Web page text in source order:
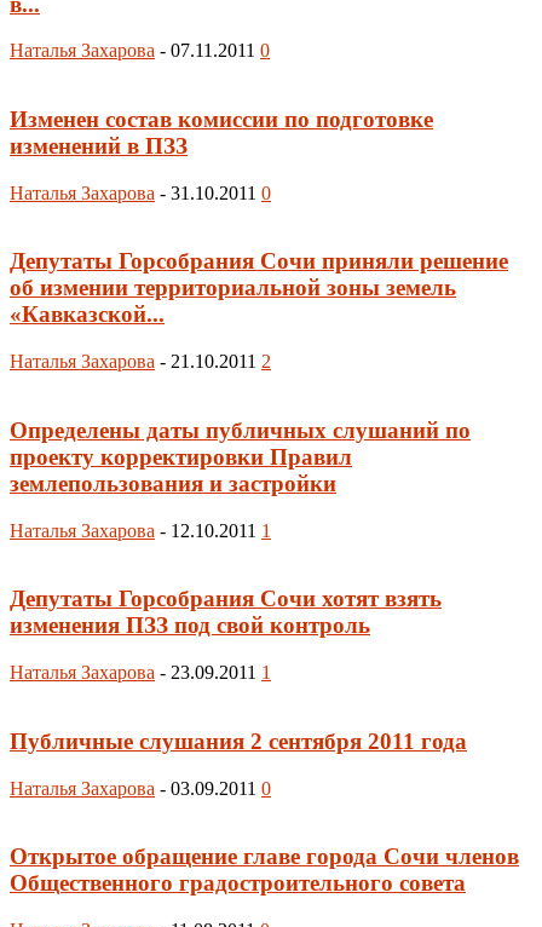
Наталья Захарова - 07.11.2011 0
Изменен состав комиссии по подготовке
изменений в ПЗЗ
Наталья Захарова - 31.10.2011 0
Депутаты Горсобрания Сочи приняли решение
об измении территориальной зоны земель
«Кавказской...
Наталья Захарова - 21.10.2011 2
Определены даты публичных слушаний по
проекту корректировки Правил
землепользования и застройки
Наталья Захарова - 12.10.2011 1
Депутаты Горсобрания Сочи хотят взять
изменения ПЗЗ под свой контроль
Наталья Захарова - 23.09.2011 1
Публичные слушания 2 сентября 2011 года
Наталья Захарова - 03.09.2011 0
Открытое обращение главе города Сочи членов
Общественного градостроительного совета